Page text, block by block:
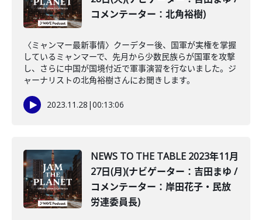
コメンテーター：北角裕樹)
〈ミャンマー最新事情〉クーデター後、国軍が実権を掌握
しているミャンマーで、先月から少数民族らが国軍を攻撃
し、さらに中国が国境付近で軍事演習を行ないました。ジ
ャーナリストの北角裕樹さんにお聞きします。
2023.11.28 |00:13:06
NEWS TO THE TABLE 2023年11月
27日(月)(ナビゲーター：吉田まゆ /
コメンテーター：岸田花子・民放
労連委員長)